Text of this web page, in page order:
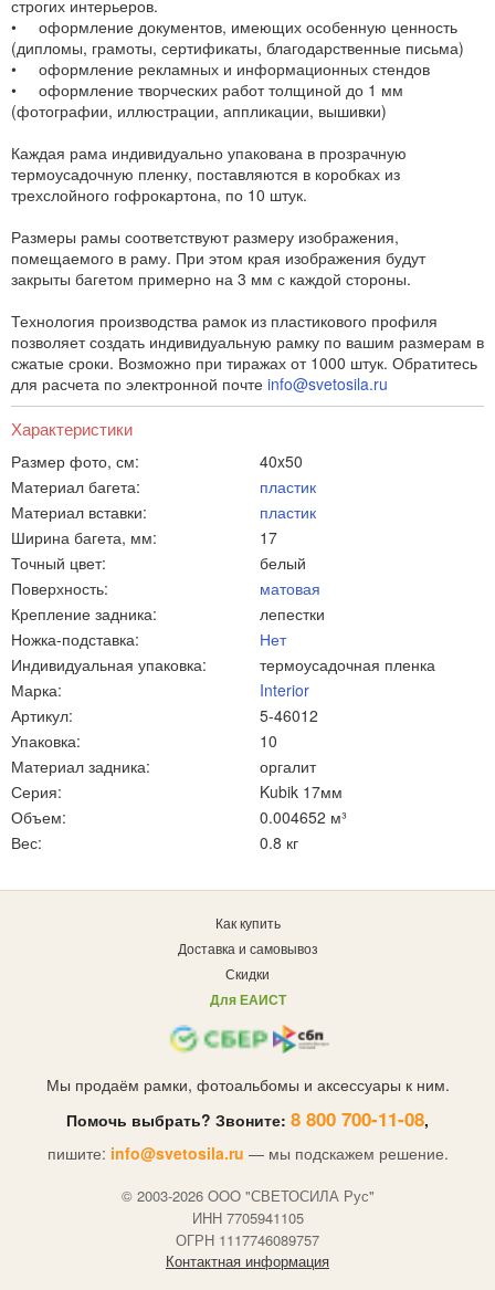
строгих интерьеров.
• оформление документов, имеющих особенную ценность
(дипломы, грамоты, сертификаты, благодарственные письма)
• оформление рекламных и информационных стендов
• оформление творческих работ толщиной до 1 мм
(фотографии, иллюстрации, аппликации, вышивки)
Каждая рама индивидуально упакована в прозрачную
термоусадочную пленку, поставляются в коробках из
трехслойного гофрокартона, по 10 штук.
Размеры рамы соответствуют размеру изображения,
помещаемого в раму. При этом края изображения будут
закрыты багетом примерно на 3 мм с каждой стороны.
Технология производства рамок из пластикового профиля
позволяет создать индивидуальную рамку по вашим размерам в
сжатые сроки. Возможно при тиражах от 1000 штук. Обратитесь
для расчета по электронной почте info@svetosila.ru
Характеристики
Размер фото, см:
40x50
Материал багета:
пластик
Материал вставки:
пластик
Ширина багета, мм:
17
Точный цвет:
белый
Поверхность:
матовая
Крепление задника:
лепестки
Ножка-подставка:
Нет
Индивидуальная упаковка:
термоусадочная пленка
Марка:
Interior
Артикул:
5-46012
Упаковка:
10
Материал задника:
оргалит
Серия:
Kubik 17мм
Объем:
0.004652 м³
Вес:
0.8 кг
Как купить
Доставка и самовывоз
Скидки
Для ЕАИСТ
Мы продаём рамки, фотоальбомы и аксессуары к ним.
Помочь выбрать? Звоните: 8 800 700-11-08,
пишите: info@svetosila.ru — мы подскажем решение.
© 2003-2026 OOO "СВЕТОСИЛА Рус"
ИНН 7705941105
ОГРН 1117746089757
Контактная информация